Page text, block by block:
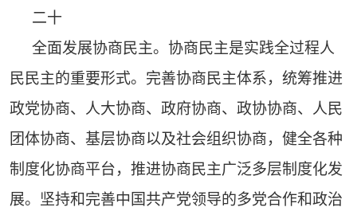
二十
全面发展协商民主。协商民主是实践全过程人
民民主的重要形式。完善协商民主体系，统筹推进
政党协商、人大协商、政府协商、政协协商、人民
团体协商、基层协商以及社会组织协商，健全各种
制度化协商平台，推进协商民主广泛多层制度化发
展。坚持和完善中国共产党领导的多党合作和政治